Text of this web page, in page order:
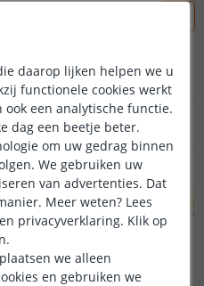
VOORDEELSET
dit product.
daarop lijken helpen we u
functionele cookies werkt
een analytische functie.
dag een beetje beter.
om uw gedrag binnen
We gebruiken uw
van advertenties. Dat
Meer weten? Lees
privacyverklaring. Klik op
we alleen
en gebruiken we